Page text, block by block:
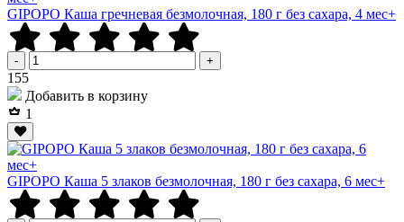
GIPOPO Каша гречневая безмолочная, 180 г без сахара, 4 мес+
- +
155Р
Добавить в корзину
1
GIPOPO Каша 5 злаков безмолочная, 180 г без сахара, 6 мес+